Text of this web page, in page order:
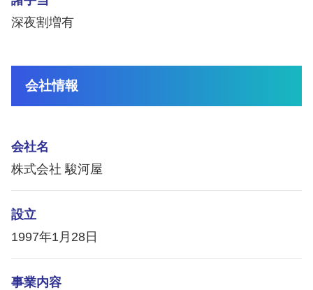
深夜割増有
会社情報
会社名
株式会社 駿河屋
設立
1997年1月28日
事業内容